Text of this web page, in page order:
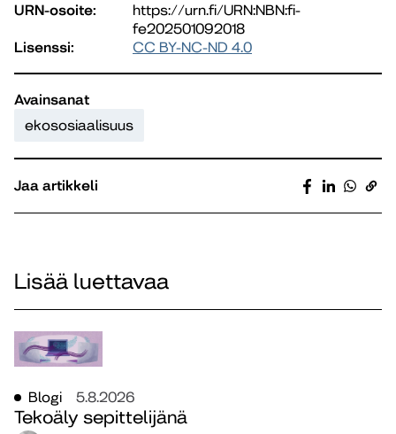
URN-osoite:
https://urn.fi/URN:NBN:fi-
fe202501092018
Lisenssi:
CC BY-NC-ND 4.0
Avainsanat
ekososiaalisuus
Jaa artikkeli
Lisää luettavaa
Blogi 5.8.2026
Tekoäly sepittelijänä